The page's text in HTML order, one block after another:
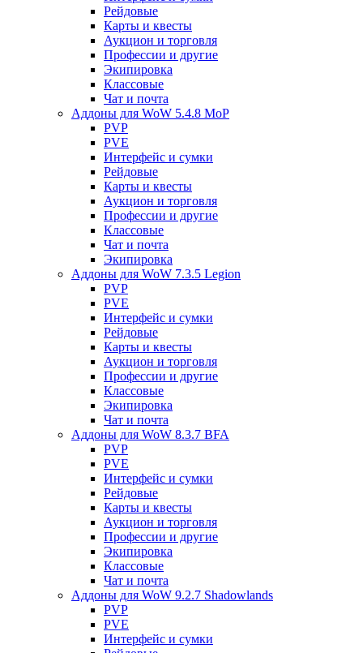
Рейдовые
Карты и квесты
Аукцион и торговля
Профессии и другие
Экипировка
Классовые
Чат и почта
Аддоны для WoW 5.4.8 MoP
PVP
PVE
Интерфейс и сумки
Рейдовые
Карты и квесты
Аукцион и торговля
Профессии и другие
Классовые
Чат и почта
Экипировка
Аддоны для WoW 7.3.5 Legion
PVP
PVE
Интерфейс и сумки
Рейдовые
Карты и квесты
Аукцион и торговля
Профессии и другие
Классовые
Экипировка
Чат и почта
Аддоны для WoW 8.3.7 BFA
PVP
PVE
Интерфейс и сумки
Рейдовые
Карты и квесты
Аукцион и торговля
Профессии и другие
Экипировка
Классовые
Чат и почта
Аддоны для WoW 9.2.7 Shadowlands
PVP
PVE
Интерфейс и сумки